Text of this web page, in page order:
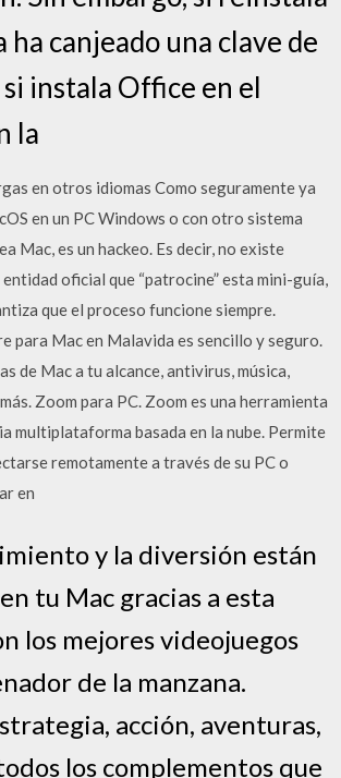
ha canjeado una clave de
instala Office en el
la
en otros idiomas Como seguramente ya
en un PC Windows o con otro sistema
Mac, es un hackeo. Es decir, no existe
oficial que “patrocine” esta mini-guía,
que el proceso funcione siempre.
para Mac en Malavida es sencillo y seguro.
de Mac a tu alcance, antivirus, música,
Zoom para PC. Zoom es una herramienta
multiplataforma basada en la nube. Permite
remotamente a través de su PC o
en
y la diversión están
tu Mac gracias a esta
los mejores videojuegos
de la manzana.
acción, aventuras,
los complementos que